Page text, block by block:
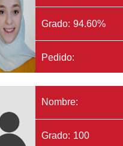
Grado: 94.60%
Pedido:
Nombre:
Grado: 100